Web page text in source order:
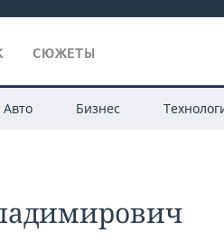
СЮЖЕТЫ
Авто Бизнес